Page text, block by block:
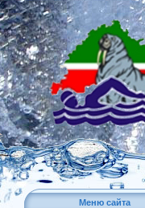
Меню сайта